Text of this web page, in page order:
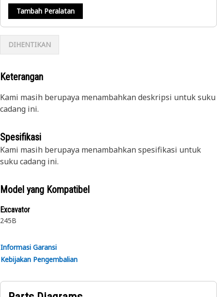
Tambah Peralatan
DIHENTIKAN
Keterangan
Kami masih berupaya menambahkan deskripsi untuk suku
cadang ini.
Spesifikasi
Kami masih berupaya menambahkan spesifikasi untuk
suku cadang ini.
Model yang Kompatibel
Excavator
245B
Informasi Garansi
Kebijakan Pengembalian